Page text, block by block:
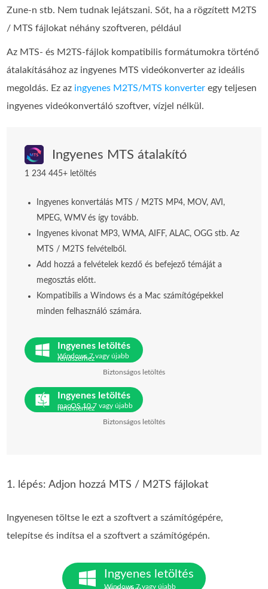
Zune-n stb. Nem tudnak lejátszani. Sőt, ha a rögzített M2TS
/ MTS fájlokat néhány szoftveren, például
Az MTS- és M2TS-fájlok kompatibilis formátumokra történő
átalakításához az ingyenes MTS videókonverter az ideális
megoldás. Ez az ingyenes M2TS/MTS konverter egy teljesen
ingyenes videókonvertáló szoftver, vízjel nélkül.
Ingyenes MTS átalakító
1 234 445+ letöltés
Ingyenes konvertálás MTS / M2TS MP4, MOV, AVI,
MPEG, WMV és így tovább.
Ingyenes kivonat MP3, WMA, AIFF, ALAC, OGG stb. Az
MTS / M2TS felvételből.
Add hozzá a felvételek kezdő és befejező témáját a
megosztás előtt.
Kompatibilis a Windows és a Mac számítógépekkel
minden felhasználó számára.
Ingyenes letöltés
Windows 7 vagy újabb
rendszerhez
Biztonságos letöltés
Ingyenes letöltés
macOS 10.7 vagy újabb
rendszerhez
Biztonságos letöltés
1. lépés: Adjon hozzá MTS / M2TS fájlokat
Ingyenesen töltse le ezt a szoftvert a számítógépére,
telepítse és indítsa el a szoftvert a számítógépén.
Ingyenes letöltés
Windows 7 vagy újabb